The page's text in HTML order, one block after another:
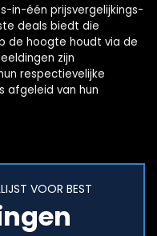
in-één prijsvergelijkings-
deals biedt die
de hoogte houdt via de
zijn
respectievelijke
afgeleid van hun
VOOR BEST